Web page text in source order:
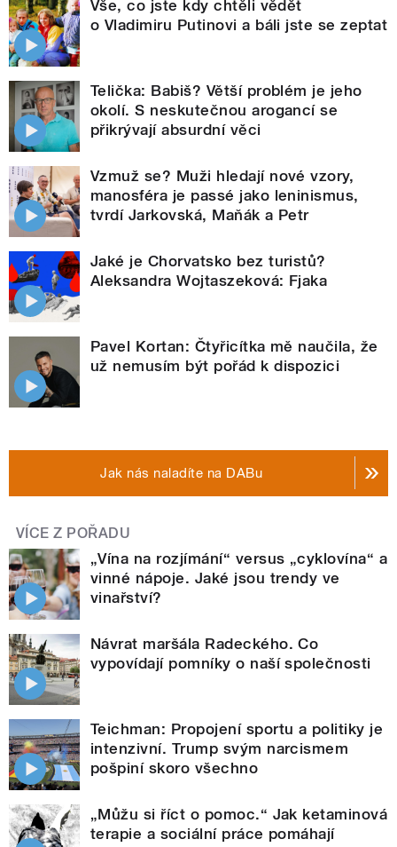
Vše, co jste kdy chtěli vědět
o Vladimiru Putinovi a báli jste se zeptat
Telička: Babiš? Větší problém je jeho
okolí. S neskutečnou arogancí se
přikrývají absurdní věci
Vzmuž se? Muži hledají nové vzory,
manosféra je passé jako leninismus,
tvrdí Jarkovská, Maňák a Petr
Jaké je Chorvatsko bez turistů?
Aleksandra Wojtaszeková: Fjaka
Pavel Kortan: Čtyřicítka mě naučila, že
už nemusím být pořád k dispozici
Jak nás naladíte na DABu
VÍCE Z POŘADU
„Vína na rozjímání“ versus „cyklovína“ a
vinné nápoje. Jaké jsou trendy ve
vinařství?
Návrat maršála Radeckého. Co
vypovídají pomníky o naší společnosti
Teichman: Propojení sportu a politiky je
intenzivní. Trump svým narcismem
pošpiní skoro všechno
„Můžu si říct o pomoc.“ Jak ketaminová
terapie a sociální práce pomáhají